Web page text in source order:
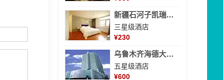
新疆石河子凯瑞酒店
三星级酒店
¥230
乌鲁木齐海德大酒店
五星级酒店
¥600